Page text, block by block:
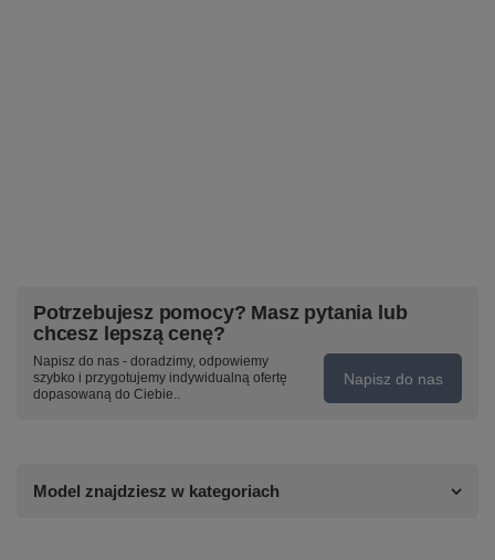
Potrzebujesz pomocy? Masz pytania lub
chcesz lepszą cenę?
Napisz do nas - doradzimy, odpowiemy
szybko i przygotujemy indywidualną ofertę
dopasowaną do Ciebie..
Napisz do nas
Model znajdziesz w kategoriach